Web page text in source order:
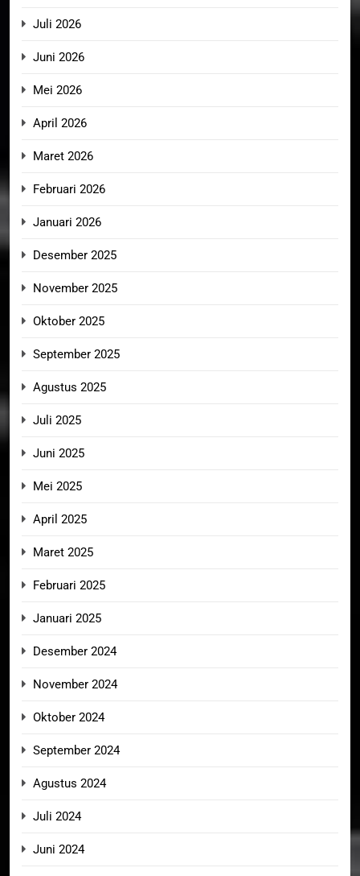
Juli 2026
Juni 2026
Mei 2026
April 2026
Maret 2026
Februari 2026
Januari 2026
Desember 2025
November 2025
Oktober 2025
September 2025
Agustus 2025
Juli 2025
Juni 2025
Mei 2025
April 2025
Maret 2025
Februari 2025
Januari 2025
Desember 2024
November 2024
Oktober 2024
September 2024
Agustus 2024
Juli 2024
Juni 2024